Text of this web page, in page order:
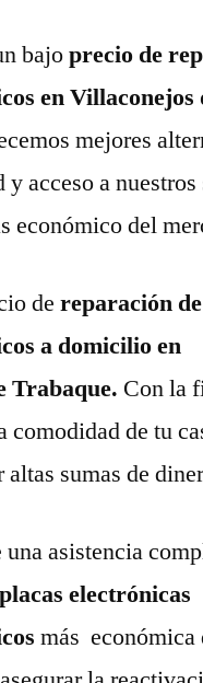
bajoprecio de
en Villaconejos
mejores
acceso a
económico del
de reparación de
a domicilio en
Trabaque. Con la
comodidad de tu
altas sumas de
asistencia
electrónicas
más económica